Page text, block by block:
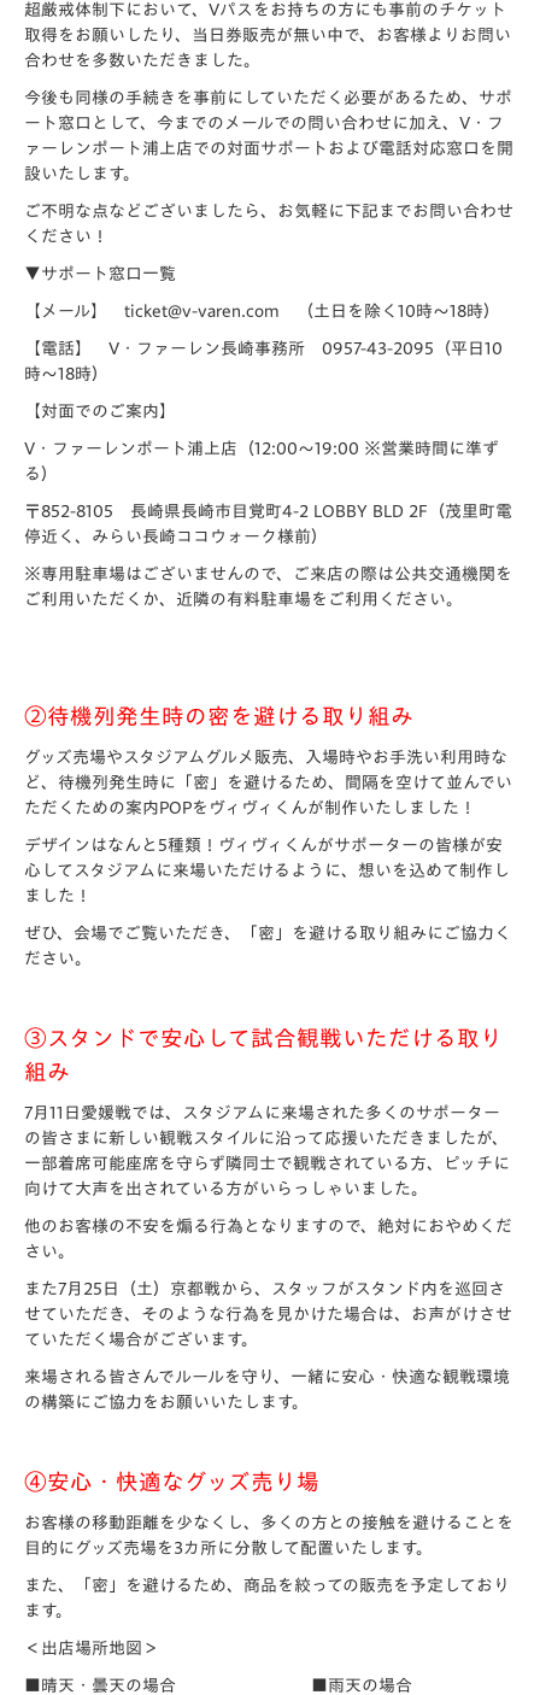
超厳戒体制下において、Vパスをお持ちの方にも事前のチケット
取得をお願いしたり、当日券販売が無い中で、お客様よりお問い
合わせを多数いただきました。
今後も同様の手続きを事前にしていただく必要があるため、サポ
ート窓口として、今までのメールでの問い合わせに加え、V・フ
ァーレンポート浦上店での対面サポートおよび電話対応窓口を開
設いたします。
ご不明な点などございましたら、お気軽に下記までお問い合わせ
ください！
▼サポート窓口一覧
【メール】 ticket@v-varen.com （土日を除く10時～18時）
【電話】 V・ファーレン長崎事務所 0957-43-2095（平日10
時～18時）
【対面でのご案内】
V・ファーレンポート浦上店（12:00～19:00 ※営業時間に準ず
る）
〒852-8105 長崎県長崎市目覚町4-2 LOBBY BLD 2F（茂里町電
停近く、みらい長崎ココウォーク様前）
※専用駐車場はございませんので、ご来店の際は公共交通機関を
ご利用いただくか、近隣の有料駐車場をご利用ください。
②待機列発生時の密を避ける取り組み
グッズ売場やスタジアムグルメ販売、入場時やお手洗い利用時な
ど、待機列発生時に「密」を避けるため、間隔を空けて並んでい
ただくための案内POPをヴィヴィくんが制作いたしました！
デザインはなんと5種類！ヴィヴィくんがサポーターの皆様が安
心してスタジアムに来場いただけるように、想いを込めて制作し
ました！
ぜひ、会場でご覧いただき、「密」を避ける取り組みにご協力く
ださい。
③スタンドで安心して試合観戦いただける取り
組み
7月11日愛媛戦では、スタジアムに来場された多くのサポーター
の皆さまに新しい観戦スタイルに沿って応援いただきましたが、
一部着席可能座席を守らず隣同士で観戦されている方、ピッチに
向けて大声を出されている方がいらっしゃいました。
他のお客様の不安を煽る行為となりますので、絶対におやめくだ
さい。
また7月25日（土）京都戦から、スタッフがスタンド内を巡回さ
せていただき、そのような行為を見かけた場合は、お声がけさせ
ていただく場合がございます。
来場される皆さんでルールを守り、一緒に安心・快適な観戦環境
の構築にご協力をお願いいたします。
④安心・快適なグッズ売り場
お客様の移動距離を少なくし、多くの方との接触を避けることを
目的にグッズ売場を3カ所に分散して配置いたします。
また、「密」を避けるため、商品を絞っての販売を予定しており
ます。
＜出店場所地図＞
■晴天・曇天の場合 ■雨天の場合